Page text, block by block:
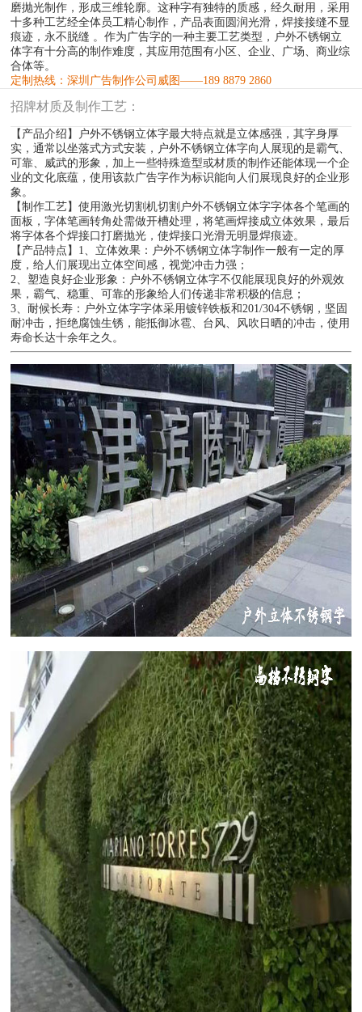
磨抛光制作，形成三维轮廓。这种字有独特的质感，经久耐用，采用
十多种工艺经全体员工精心制作，产品表面圆润光滑，焊接接缝不显
痕迹，永不脱缝 。作为广告字的一种主要工艺类型，户外不锈钢立
体字有十分高的制作难度，其应用范围有小区、企业、广场、商业综
合体等。
定制热线：深圳广告制作公司威图——189 8879 2860
招牌材质及制作工艺：
【产品介绍】户外不锈钢立体字最大特点就是立体感强，其字身厚
实，通常以坐落式方式安装，户外不锈钢立体字向人展现的是霸气、
可靠、威武的形象，加上一些特殊造型或材质的制作还能体现一个企
业的文化底蕴，使用该款广告字作为标识能向人们展现良好的企业形
象。
【制作工艺】使用激光切割机切割户外不锈钢立体字字体各个笔画的
面板，字体笔画转角处需做开槽处理，将笔画焊接成立体效果，最后
将字体各个焊接口打磨抛光，使焊接口光滑无明显焊痕迹。
【产品特点】1、立体效果：户外不锈钢立体字制作一般有一定的厚
度，给人们展现出立体空间感，视觉冲击力强；
2、塑造良好企业形象：户外不锈钢立体字不仅能展现良好的外观效
果，霸气、稳重、可靠的形象给人们传递非常积极的信息；
3、耐候长寿：户外立体字字体采用镀锌铁板和201/304不锈钢，坚固
耐冲击，拒绝腐蚀生锈，能抵御冰雹、台风、风吹日晒的冲击，使用
寿命长达十余年之久。